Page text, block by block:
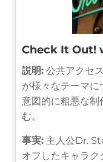
Check It Out!
説明: 公共アクセ
が様々なテーマに
意図的に粗悪な制
む。
事実: 主人公Dr.
オフしたキャラク